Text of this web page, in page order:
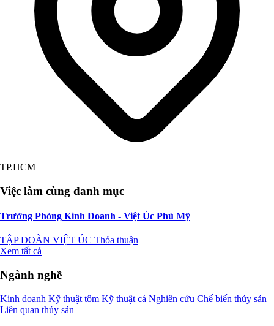
TP.HCM
Việc làm cùng danh mục
Trưởng Phòng Kinh Doanh - Việt Úc Phù Mỹ
TẬP ĐOÀN VIỆT ÚC Thỏa thuận
Xem tất cả
Ngành nghề
Kinh doanh Kỹ thuật tôm Kỹ thuật cá Nghiên cứu Chế biến thủy sản
Liên quan thủy sản